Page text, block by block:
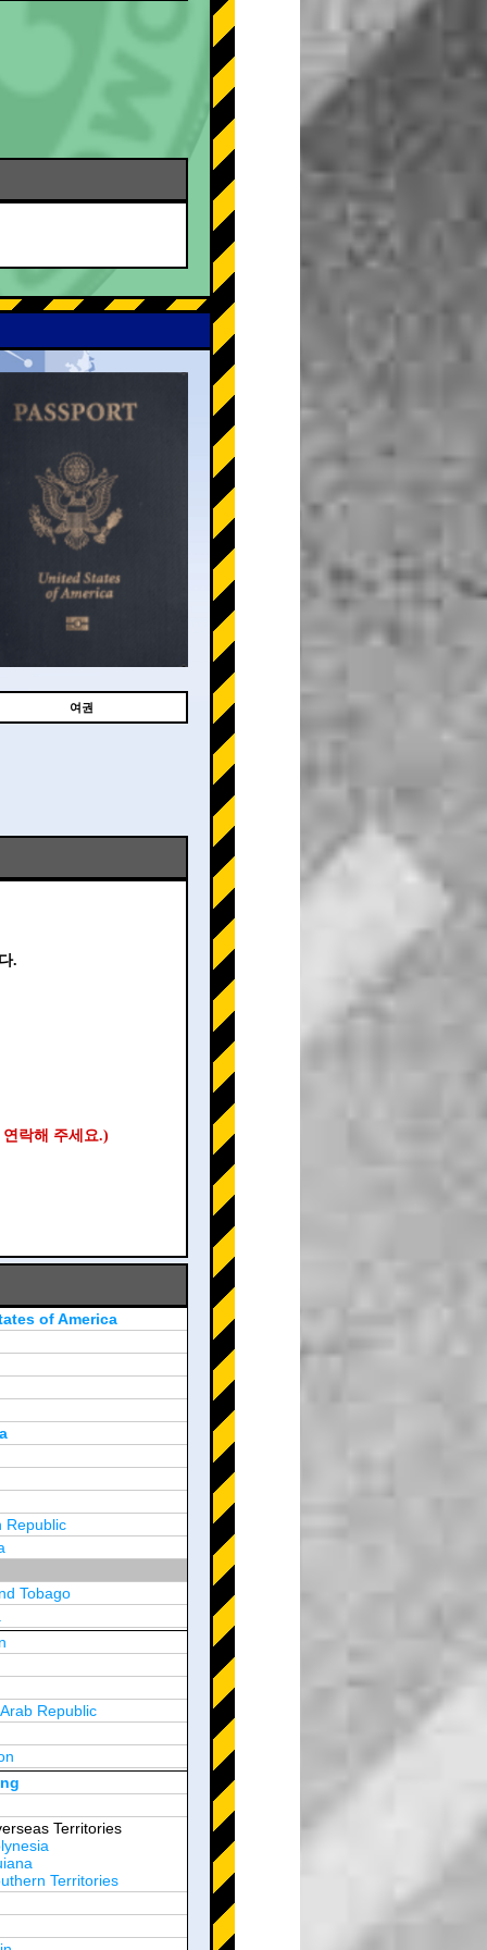
여권
.
락해 주세요.)
of America
Republic
Tobago
Republic
Arab Emirates
Territories
Territories